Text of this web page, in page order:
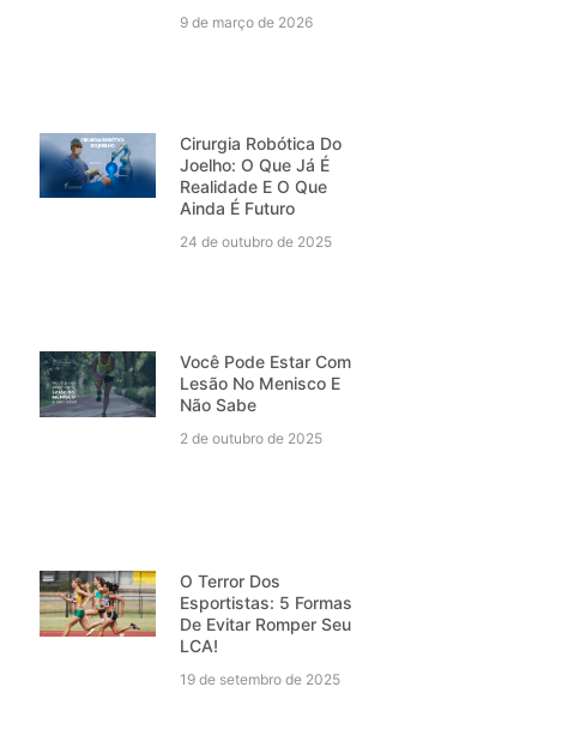
9 de março de 2026
Cirurgia Robótica Do
Joelho: O Que Já É
Realidade E O Que
Ainda É Futuro
24 de outubro de 2025
Você Pode Estar Com
Lesão No Menisco E
Não Sabe
2 de outubro de 2025
O Terror Dos
Esportistas: 5 Formas
De Evitar Romper Seu
LCA!
19 de setembro de 2025